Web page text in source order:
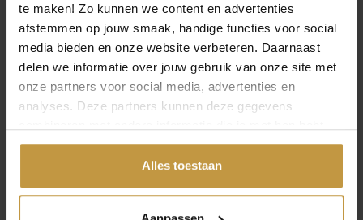
te maken! Zo kunnen we content en advertenties
afstemmen op jouw smaak, handige functies voor social
media bieden en onze website verbeteren. Daarnaast
delen we informatie over jouw gebruik van onze site met
onze partners voor social media, advertenties en
analyses. Deze partners kunnen deze gegevens
gedeeld of die ze hebben verzameld via jouw gebruik van
Alles toestaan
OPEN FILTER
Stap 3 Plaats je favoriete Quoins munt in de hanger
Stap 4 Sluit de hanger aan de Q-sluiting bovenaan en rijg
een Quoins ketting horizontaal door het oog van de Q.
OP ZOEK NAAR SIERADEN ONLINE?
onze pagina met bekende merkensieraden
zilveren sieraden, gouden sieraden en sieraden gemaakt